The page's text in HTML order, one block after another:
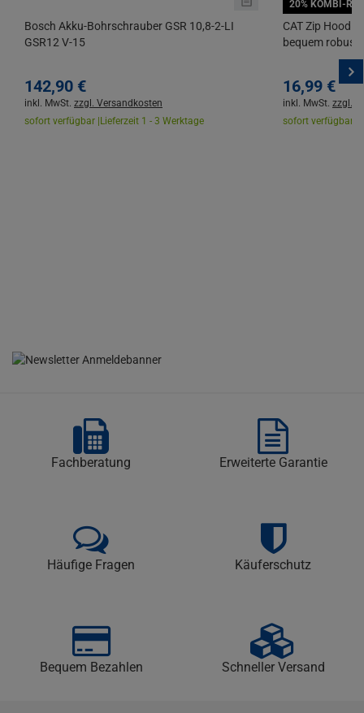
Bosch Akku-Bohrschrauber GSR 10,8-2-LI
GSR12 V-15
142,90 €
inkl. MwSt. zzgl. Versandkosten
sofort verfügbar | Lieferzeit 1 - 3 Werktage
20% KOMBI-
CAT Zip
bequem
16,99 €
inkl. MwSt. zzgl.
sofort verfügbar |
Fachberatung Erweiterte Garantie
Häufige Fragen Käuferschutz
Bequem Bezahlen Schneller Versand